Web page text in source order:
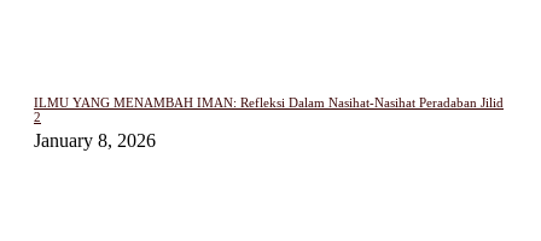
ILMU YANG MENAMBAH IMAN: Refleksi Dalam Nasihat-Nasihat Peradaban Jilid
2
January 8, 2026